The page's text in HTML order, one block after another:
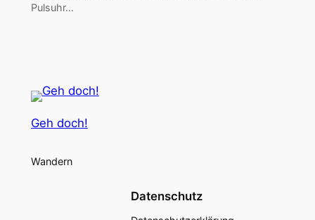
Pulsuhr…
Geh doch!
Wandern
Datenschutz